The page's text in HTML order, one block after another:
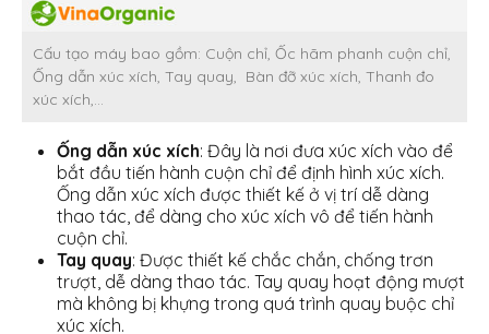
Cấu tạo máy bao gồm: Cuộn chỉ, Ốc hãm phanh cuộn chỉ,
Ống dẫn xúc xích, Tay quay, Bàn đỡ xúc xích, Thanh đo
xúc xích,…
Ống dẫn xúc xích: Đây là nơi đưa xúc xích vào để
bắt đầu tiến hành cuộn chỉ để định hình xúc xích.
Ống dẫn xúc xích được thiết kế ở vị trí dễ dàng
thao tác, để dàng cho xúc xích vô để tiến hành
cuộn chỉ.
Tay quay: Được thiết kế chắc chắn, chống trơn
trượt, dễ dàng thao tác. Tay quay hoạt động mượt
mà không bị khựng trong quá trình quay buộc chỉ
xúc xích.